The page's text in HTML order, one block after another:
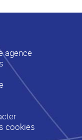
agence
cookies